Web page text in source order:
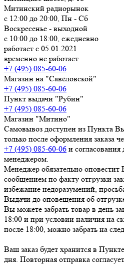
Митинский радиорынок
с 12:00 до 20:00, Пн - Сб
Воскресенье - выходной
с 10:00 до 18:00, ежедневно
работает с 05.01.2021
временно не работает
+7 (495) 085-60-06
Магазин на "Савёловской"
+7 (495) 085-60-06
Пункт выдачи "Рубин"
+7 (495) 085-60-06
Магазин "Митино"
Самовывоз доступен из Пункта
только после оформления заказа
+7 (495) 085-60-06 и
менеджером.
Менеджер обязательно оповестит
сообщением по факту отгрузки
избежание недоразумений,
Выдачи до оповещения об
Вы можете забрать товар в день
18:00 и при условии наличия на
после 18:00, можно забрать на
Ваш заказ будет хранится в
дня. Повторная отправка